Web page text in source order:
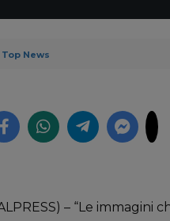
Top News
– “Le immagini